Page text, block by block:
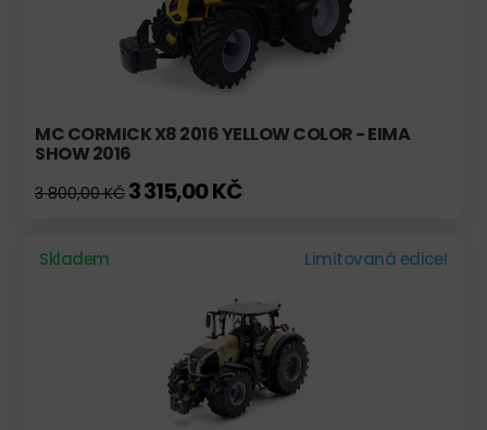
MC CORMICK X8 2016 YELLOW COLOR - EIMA
SHOW 2016
3 800,00 KČ 3 315,00 KČ
Skladem Limitovaná edice!